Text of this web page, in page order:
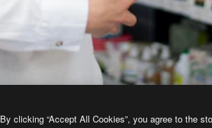
By clicking “Accept All Cookies”, you agree to the